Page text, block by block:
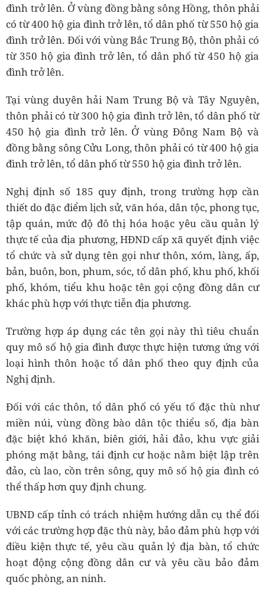
đình trở lên. Ở vùng đồng bằng sông Hồng, thôn phải
có từ 400 hộ gia đình trở lên, tổ dân phố từ 550 hộ gia
đình trở lên. Đối với vùng Bắc Trung Bộ, thôn phải có
từ 350 hộ gia đình trở lên, tổ dân phố từ 450 hộ gia
đình trở lên.
Tại vùng duyên hải Nam Trung Bộ và Tây Nguyên,
thôn phải có từ 300 hộ gia đình trở lên, tổ dân phố từ
450 hộ gia đình trở lên. Ở vùng Đông Nam Bộ và
đồng bằng sông Cửu Long, thôn phải có từ 400 hộ gia
đình trở lên, tổ dân phố từ 550 hộ gia đình trở lên.
Nghị định số 185 quy định, trong trường hợp cần
thiết do đặc điểm lịch sử, văn hóa, dân tộc, phong tục,
tập quán, mức độ đô thị hóa hoặc yêu cầu quản lý
thực tế của địa phương, HĐND cấp xã quyết định việc
tổ chức và sử dụng tên gọi như thôn, xóm, làng, ấp,
bản, buôn, bon, phum, sóc, tổ dân phố, khu phố, khối
phố, khóm, tiểu khu hoặc tên gọi cộng đồng dân cư
khác phù hợp với thực tiễn địa phương.
Trường hợp áp dụng các tên gọi này thì tiêu chuẩn
quy mô số hộ gia đình được thực hiện tương ứng với
loại hình thôn hoặc tổ dân phố theo quy định của
Nghị định.
Đối với các thôn, tổ dân phố có yếu tố đặc thù như
miền núi, vùng đồng bào dân tộc thiểu số, địa bàn
đặc biệt khó khăn, biên giới, hải đảo, khu vực giải
phóng mặt bằng, tái định cư hoặc nằm biệt lập trên
đảo, cù lao, cồn trên sông, quy mô số hộ gia đình có
thể thấp hơn quy định chung.
UBND cấp tỉnh có trách nhiệm hướng dẫn cụ thể đối
với các trường hợp đặc thù này, bảo đảm phù hợp với
điều kiện thực tế, yêu cầu quản lý địa bàn, tổ chức
hoạt động cộng đồng dân cư và yêu cầu bảo đảm
quốc phòng, an ninh.